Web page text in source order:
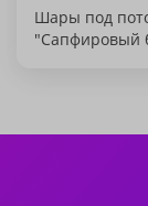
Шары под
"Сапфировый